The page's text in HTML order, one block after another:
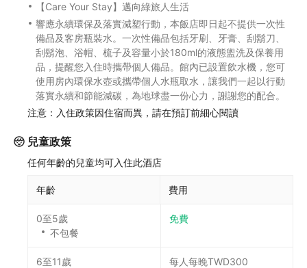
【Care Your Stay】邁向綠旅人生活
響應永續環保及落實減塑行動，本飯店即日起不提供一次性
備品及客房瓶裝水。一次性備品包括牙刷、牙膏、刮鬍刀、
刮鬍泡、浴帽、梳子及容量小於180ml的液態盥洗及保養用
品，提醒您入住時攜帶個人備品。館內已設置飲水機，您可
使用房內環保水壺或攜帶個人水瓶取水，讓我們一起以行動
落實永續和節能減碳，為地球盡一份心力，謝謝您的配合。
注意：入住政策因住宿而異，請在預訂前細心閱讀
兒童政策
任何年齡的兒童均可入住此酒店
年齡 費用
0至5歲
不包餐
免費
6至11歲
每人每晚TWD300